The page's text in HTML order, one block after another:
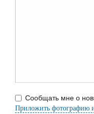
Сообщать мне о
Приложить фотографию